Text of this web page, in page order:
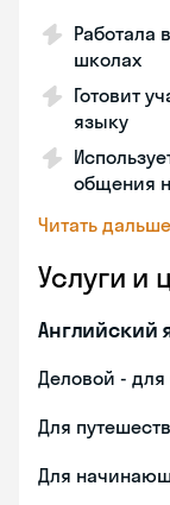
Работала
школах
Готовит
языку
общения
Читать дальше
Услуги и
Английский
Деловой - для
Для
Для